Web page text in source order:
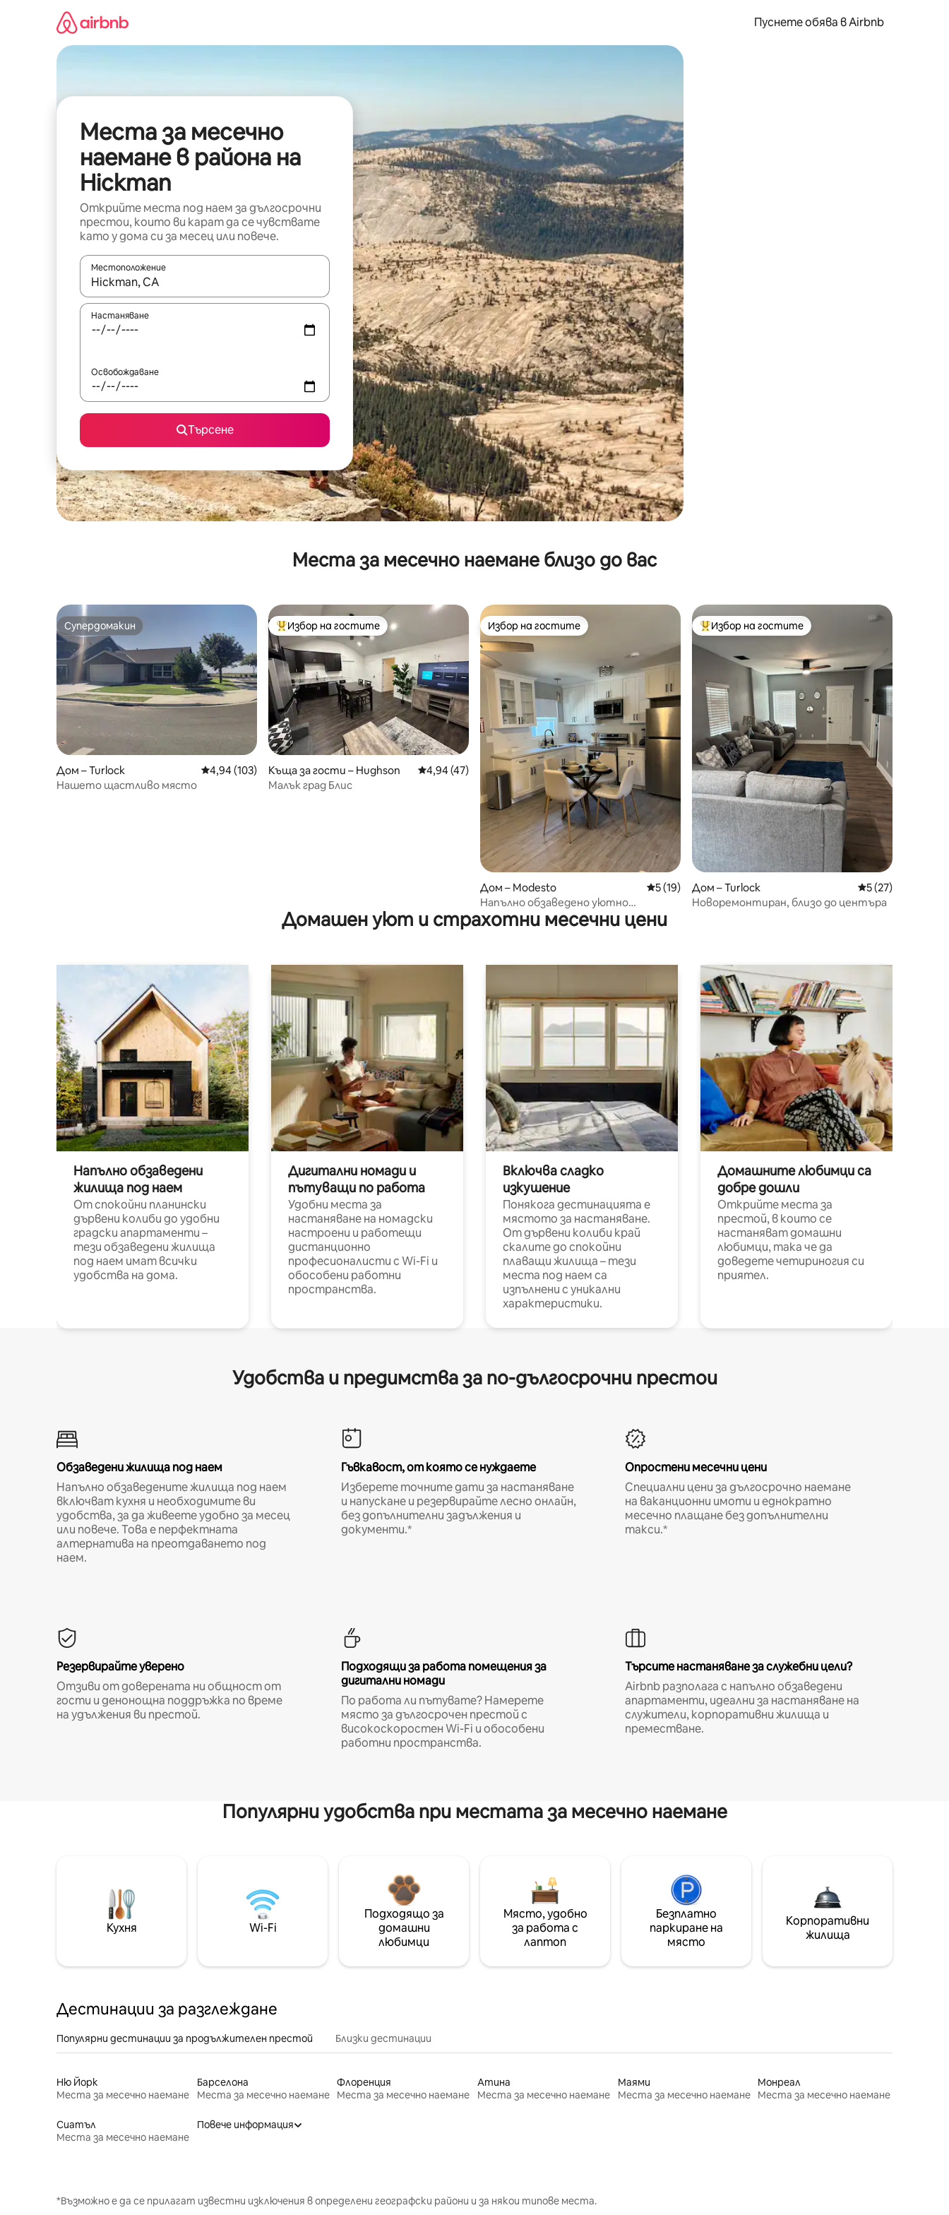
съдържанието
Пуснете обява в Airbnb
Места за месечно
наемане в района на
Hickman
Открийте места под наем за дългосрочни
престои, които ви карат да се чувствате
като у дома си за месец или повече.
Местоположение
Когато резултатите се покажат, използвайте клавишите със стрелки нагоре и надолу или навигирайте с докосване или плъзгане.
Настаняване
Освобождаване
Търсене
Места за месечно наемане близо до вас
Супердомакин
Супердомакин
Дом – Turlock Средна оценка: 4,94 от 5, 103 отзива
4,94 (103)
Нашето щастливо място
Най-популярен избор на гостите
Избор на гостите
Къща за гости – Hughson Средна оценка: 4,94 от 5, 47 отзива
4,94 (47)
Малък град Блис
Избор на гостите
Избор на гостите
Дом – Modesto Средна оценка: 5 от 5, 19 отзива
5 (19)
Напълно обзаведено уютно
студио/ADU
Най-популярен избор на гостите
Избор на гостите
Дом – Turlock Средна оценка:
5 (27)
Новоремонтиран, близо до центъра
Домашен уют и страхотни месечни цени
Напълно обзаведени
жилища под наем
От спокойни планински
дървени колиби до удобни
градски апартаменти –
тези обзаведени жилища
под наем имат всички
удобства на дома.
Дигитални номади и
пътуващи по работа
Удобни места за
настаняване на номадски
настроени и работещи
дистанционно
професионалисти с Wi-Fi и
обособени работни
пространства.
Включва сладко
изкушение
Понякога дестинацията е
мястото за настаняване.
От дървени колиби край
скалите до спокойни
плаващи жилища – тези
места под наем са
изпълнени с уникални
характеристики.
Домашните любимци са
добре дошли
Открийте места за
престой, в които се
настаняват домашни
любимци, така че да
доведете четириногия си
приятел.
Удобства и предимства за по-дългосрочни престои
Обзаведени жилища под наем
Напълно обзаведените жилища под наем
включват кухня и необходимите ви
удобства, за да живеете удобно за месец
или повече. Това е перфектната
алтернатива на преотдаването под
наем.
Гъвкавост, от която се нуждаете
Изберете точните дати за настаняване
и напускане и резервирайте лесно онлайн,
без допълнителни задължения и
документи.*
Опростени месечни цени
Специални цени за дългосрочно наемане
на ваканционни имоти и еднократно
месечно плащане без допълнителни
такси.*
Резервирайте уверено
Отзиви от доверената ни общност от
гости и денонощна поддръжка по време
на удължения ви престой.
Подходящи за работа помещения за
дигитални номади
По работа ли пътувате? Намерете
място за дългосрочен престой с
високоскоростен Wi-Fi и обособени
работни пространства.
Търсите настаняване за служебни цели?
Airbnb разполага с напълно обзаведени
апартаменти, идеални за настаняване на
служители, корпоративни жилища и
преместване.
Популярни удобства при местата за месечно наемане
Кухня Wi-Fi
Подходящо за
домашни
любимци
Място, удобно
за работа с
лаптоп
Безплатно
паркиране на
място
Корпоративни
жилища
Дестинации за разглеждане
Популярни дестинации за продължителен престой Близки дестинации
Ню Йорк
Места за месечно наемане
Барселона
Места за месечно наемане
Флоренция
Места за месечно наемане
Атина
Места за месечно наемане
Маями
Места за месечно наемане
Монреал
Места за месечно наемане
Сиатъл
Места за месечно наемане
Повече информация
*Възможно е да се прилагат известни изключения в определени географски райони и за някои типове места.